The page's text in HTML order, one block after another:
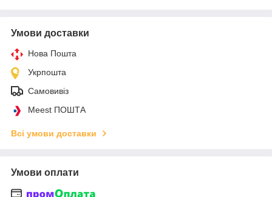
Умови доставки
Нова Пошта
Укрпошта
Самовивіз
Meest ПОШТА
Всі умови доставки
Умови оплати